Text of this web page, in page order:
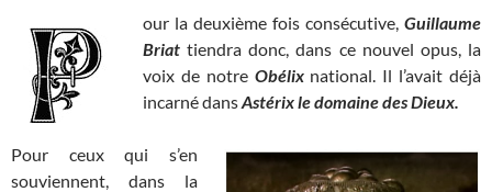
our la deuxième fois consécutive, Guillaume
Briat tiendra donc, dans ce nouvel opus, la
voix de notre Obélixnational. Il l’avait déjà
incarné dansAstérix le domaine des Dieux.
Pour ceux qui s’en
souviennent, dans la